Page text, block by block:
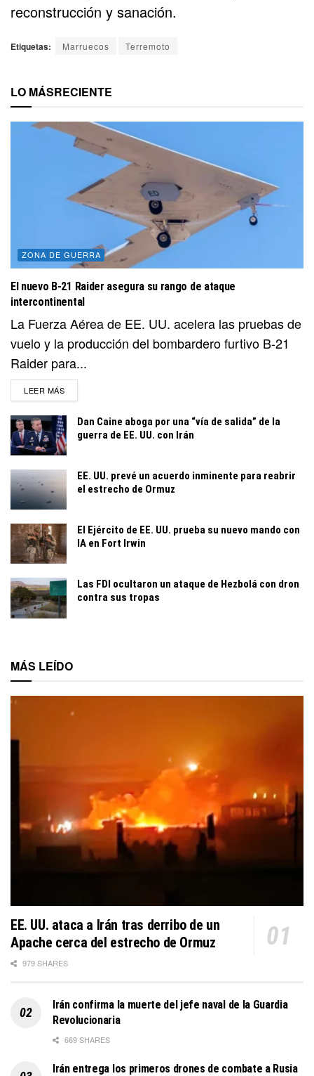
reconstrucción y sanación.
Etiquetas: Marruecos Terremoto
LO MÁSRECIENTE
ZONA DE GUERRA
El nuevo B-21 Raider asegura su rango de ataque
intercontinental
La Fuerza Aérea de EE. UU. acelera las pruebas de
vuelo y la producción del bombardero furtivo B-21
Raider para...
LEER MÁSDETAILS
Dan Caine aboga por una “vía de salida” de la
guerra de EE. UU. con Irán
EE. UU. prevé un acuerdo inminente para reabrir
el estrecho de Ormuz
El Ejército de EE. UU. prueba su nuevo mando con
IA en Fort Irwin
Las FDI ocultaron un ataque de Hezbolá con dron
contra sus tropas
MÁS LEÍDO
EE. UU. ataca a Irán tras derribo de un
Apache cerca del estrecho de Ormuz
979 SHARES
Irán confirma la muerte del jefe naval de la Guardia
Revolucionaria
669 SHARES
Irán entrega los primeros drones de combate a Rusia